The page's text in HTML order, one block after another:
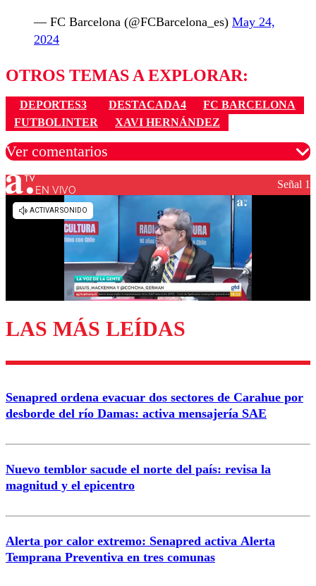
— FC Barcelona (@FCBarcelona_es) May 24,
2024
OTROS TEMAS A EXPLORAR:
DEPORTES3 DESTACADA4
FC BARCELONA
FUTBOLINTER
XAVI HERNÁNDEZ
Ver comentarios
Los comentarios son moderados para garantizar un
diálogo respetuoso.
Enviar comentario
EN VIVO Señal 1
LAS MÁS LEÍDAS
Senapred ordena evacuar dos sectores de Carahue por
desborde del río Damas: activa mensajería SAE
Nuevo temblor sacude el norte del país: revisa la
magnitud y el epicentro
Alerta por calor extremo: Senapred activa Alerta
Temprana Preventiva en tres comunas